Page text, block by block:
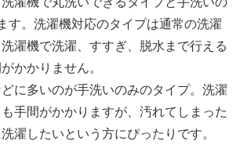
す。洗濯機対応のタイプは通常の洗濯
濯機で洗濯、すすぎ、脱水まで行える
かかりません。
に多いのが手洗いのみのタイプ。洗濯
手間がかかりますが、汚れてしまった
濯したいという方にぴったりです。